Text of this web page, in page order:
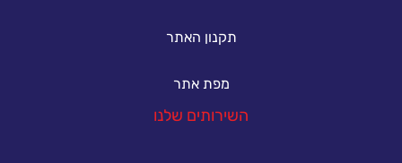
תקנון האתר
מפת אתר
השירותים שלנו